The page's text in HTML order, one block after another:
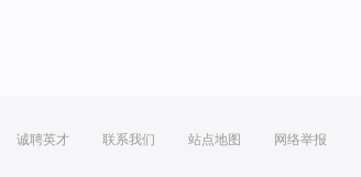
诚聘英才 联系我们 站点地图 网络举报